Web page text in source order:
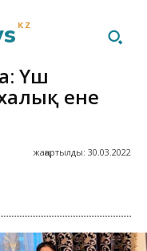
KZ
Үш
ене
жаңартылды: 30.03.2022